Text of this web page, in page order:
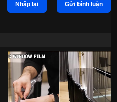
Nhập lại Gửi bình luận